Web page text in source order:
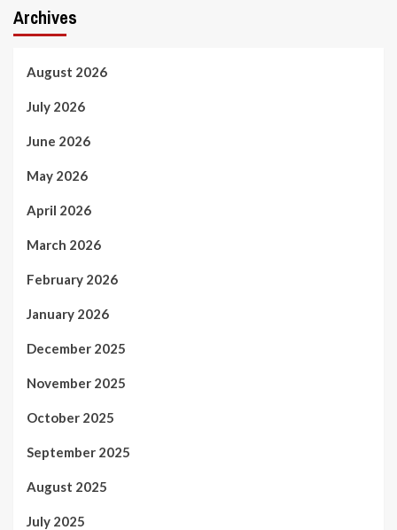
Archives
August 2026
July 2026
June 2026
May 2026
April 2026
March 2026
February 2026
January 2026
December 2025
November 2025
October 2025
September 2025
August 2025
July 2025